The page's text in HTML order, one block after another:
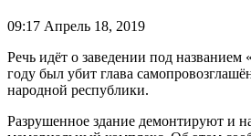
09:17 Апрель 18, 2019
Речь идёт о заведении под
году был убит глава
народной республики.
Разрушенное здание демонтируют и